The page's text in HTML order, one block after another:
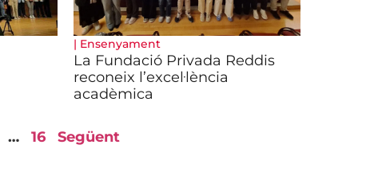
| Ensenyament
La Fundació Privada Reddis
reconeix l’excel·lència
acadèmica
… 16 Següent